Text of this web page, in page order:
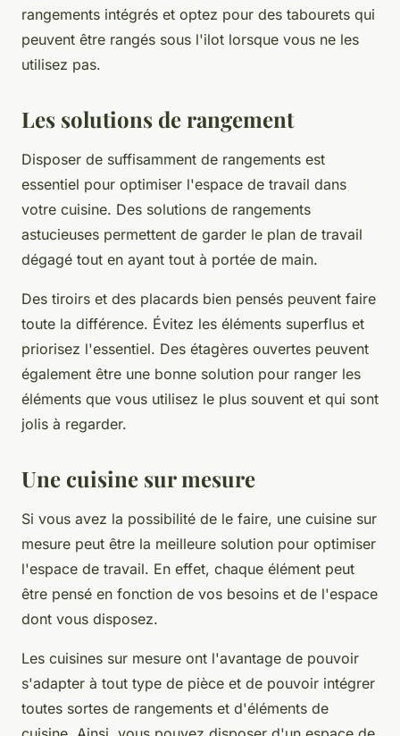
rangements intégrés et optez pour des tabourets qui
peuvent être rangés sous l'ilot lorsque vous ne les
utilisez pas.
Les solutions de rangement
Disposer de suffisamment de rangements est
essentiel pour optimiser l'espace de travail dans
votre cuisine. Des solutions de rangements
astucieuses permettent de garder le plan de travail
dégagé tout en ayant tout à portée de main.
Des tiroirs et des placards bien pensés peuvent faire
toute la différence. Évitez les éléments superflus et
priorisez l'essentiel. Des étagères ouvertes peuvent
également être une bonne solution pour ranger les
éléments que vous utilisez le plus souvent et qui sont
jolis à regarder.
Une cuisine sur mesure
Si vous avez la possibilité de le faire, une cuisine sur
mesure peut être la meilleure solution pour optimiser
l'espace de travail. En effet, chaque élément peut
être pensé en fonction de vos besoins et de l'espace
dont vous disposez.
Les cuisines sur mesure ont l'avantage de pouvoir
s'adapter à tout type de pièce et de pouvoir intégrer
toutes sortes de rangements et d'éléments de